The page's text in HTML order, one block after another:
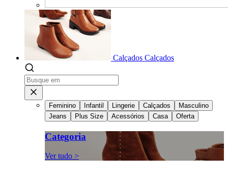
Calçados Calçados
Feminino Infantil Lingerie Calçados
Masculino
Jeans
Plus Size Acessórios Casa Oferta
Categoria
Ver tudo >